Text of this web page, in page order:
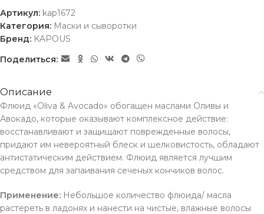
Артикул: kap1672
Категория: Маски и сыворотки
Бренд: KAPOUS
Поделиться:
Описание
Флюид «Oliva & Avocado» обогащен маслами Оливы и
Авокадо, которые оказывают комплексное действие:
восстанавливают и защищают поврежденные волосы,
придают им невероятный блеск и шелковистость, обладают
антистатическим действием. Флюид является лучшим
средством для запаивания сеченых кончиков волос.
Применение: Небольшое количество флюида/ масла
растереть в ладонях и нанести на чистые, влажные волосы